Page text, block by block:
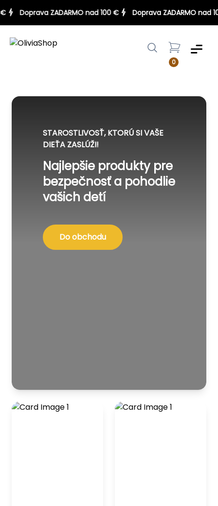
€ Doprava ZADARMO nad 100 € Doprava ZADARMO
0
Menu
STAROSTLIVOSŤ, KTORÚ SI VAŠE
DIEŤA ZASLÚŽI!
Najlepšie produkty pre
bezpečnosť a pohodlie
vašich detí
Do obchodu